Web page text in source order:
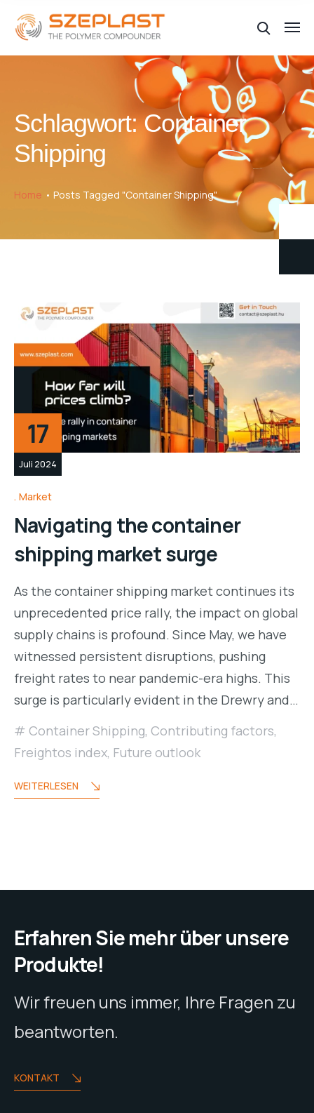
Schlagwort:Container
Shipping
Home Posts Tagged "Container Shipping"
17
Juli 2024
Market
Navigating the container
shipping market surge
As the container shipping market continues its
unprecedented price rally, the impact on global
supply chains is profound. Since May, we have
witnessed persistent disruptions, pushing
freight rates to near pandemic-era highs. This
surge is particularly evident in the Drewry and…
Container Shipping, Contributing factors,
Freightos index, Future outlook
WEITERLESEN
Erfahren Sie mehr über unsere
Produkte!
Wir freuen uns immer, Ihre Fragen zu
beantworten.
KONTAKT